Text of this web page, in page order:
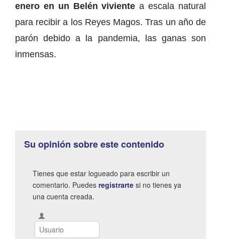
enero en un Belén viviente a escala natural
para recibir a los Reyes Magos. Tras un año de
parón debido a la pandemia, las ganas son
inmensas.
Su opinión sobre este contenido
Tienes que estar logueado para escribir un
comentario. Puedes registrarte si no tienes ya
una cuenta creada.